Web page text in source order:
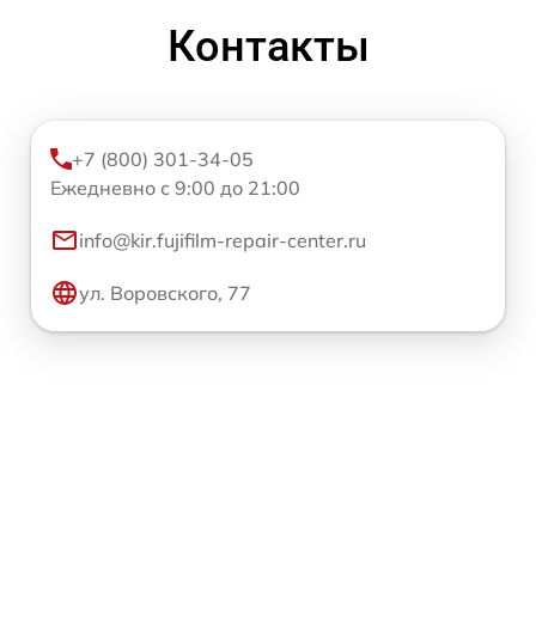
Контакты
+7 (800) 301-34-05
Ежедневно с 9:00 до 21:00
info@kir.fujifilm-repair-center.ru
ул. Воровского, 77